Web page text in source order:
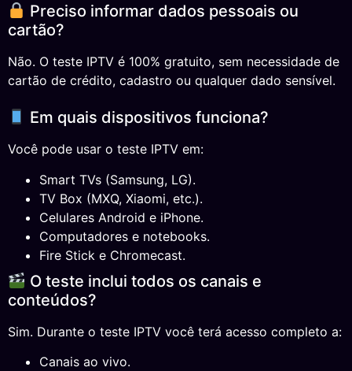
Preciso informar dados pessoais ou
cartão?
Não. O teste IPTV é 100% gratuito, sem necessidade de
cartão de crédito, cadastro ou qualquer dado sensível.
Em quais dispositivos funciona?
Você pode usar o teste IPTV em:
Smart TVs (Samsung, LG).
TV Box (MXQ, Xiaomi, etc.).
Celulares Android e iPhone.
Computadores e notebooks.
Fire Stick e Chromecast.
O teste inclui todos os canais e
conteúdos?
Sim. Durante o teste IPTV você terá acesso completo a:
Canais ao vivo.